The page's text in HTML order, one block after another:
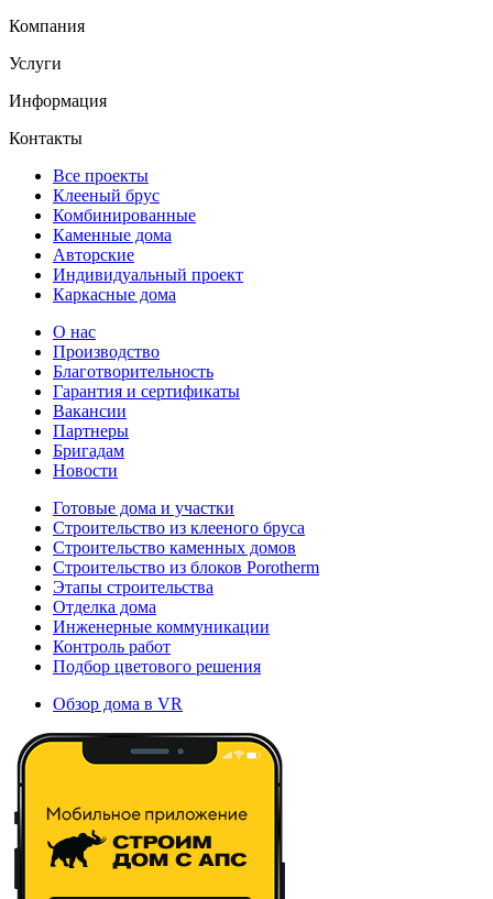
Компания
Услуги
Информация
Контакты
Все проекты
Клееный брус
Комбинированные
Каменные дома
Авторские
Индивидуальный проект
Каркасные дома
О нас
Производство
Благотворительность
Гарантия и сертификаты
Вакансии
Партнеры
Бригадам
Новости
Готовые дома и участки
Строительство из клееного бруса
Строительство каменных домов
Строительство из блоков Porotherm
Этапы строительства
Отделка дома
Инженерные коммуникации
Контроль работ
Подбор цветового решения
Обзор дома в VR